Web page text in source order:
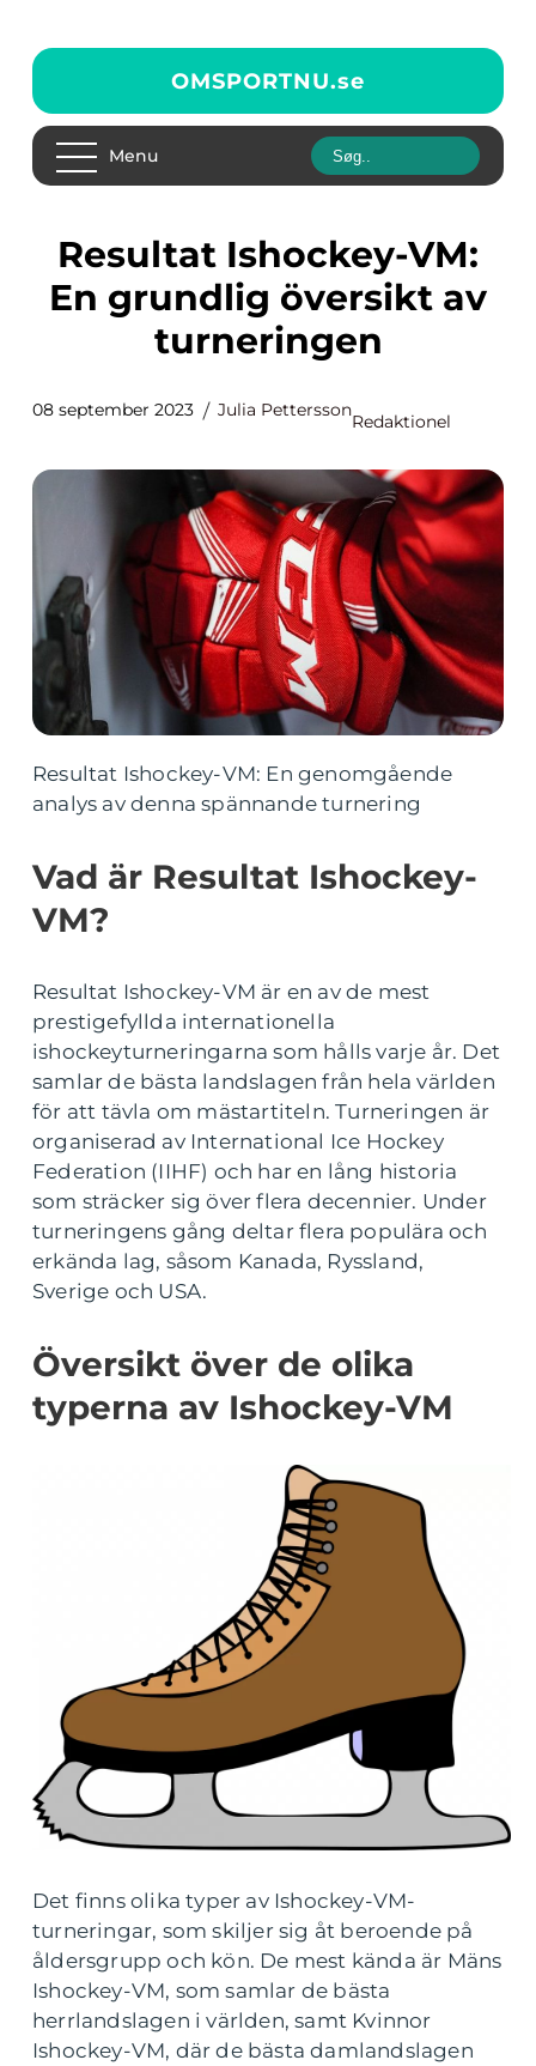
OMSPORTNU.se
Menu
Resultat Ishockey-VM:
En grundlig översikt av
turneringen
08 september 2023 Julia Pettersson
Redaktionel
Resultat Ishockey-VM: En genomgående
analys av denna spännande turnering
Vad är Resultat Ishockey-
VM?
Resultat Ishockey-VM är en av de mest
prestigefyllda internationella
ishockeyturneringarna som hålls varje år. Det
samlar de bästa landslagen från hela världen
för att tävla om mästartiteln. Turneringen är
organiserad av International Ice Hockey
Federation (IIHF) och har en lång historia
som sträcker sig över flera decennier. Under
turneringens gång deltar flera populära och
erkända lag, såsom Kanada, Ryssland,
Sverige och USA.
Översikt över de olika
typerna av Ishockey-VM
Det finns olika typer av Ishockey-VM-
turneringar, som skiljer sig åt beroende på
åldersgrupp och kön. De mest kända är Mäns
Ishockey-VM, som samlar de bästa
herrlandslagen i världen, samt Kvinnor
Ishockey-VM, där de bästa damlandslagen